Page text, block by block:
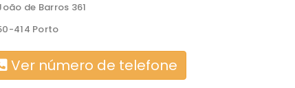
de Barros 361
414 Porto
Ver número de telefone